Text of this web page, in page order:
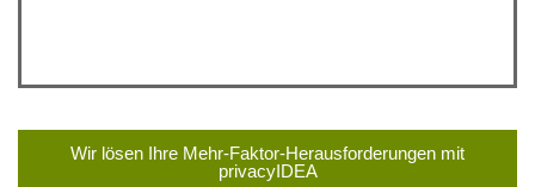
Wir lösen Ihre Mehr-Faktor-Herausforderungen mit
privacyIDEA